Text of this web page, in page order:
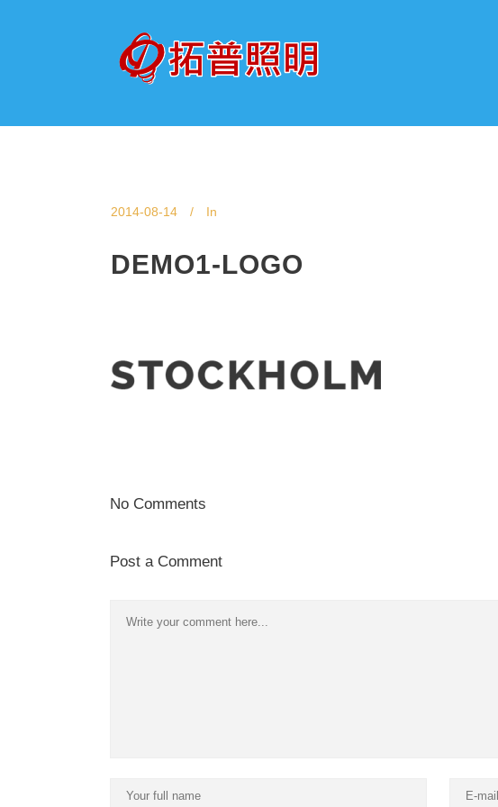
2014-08-14 In
DEMO1-LOGO
No Comments
Post a Comment